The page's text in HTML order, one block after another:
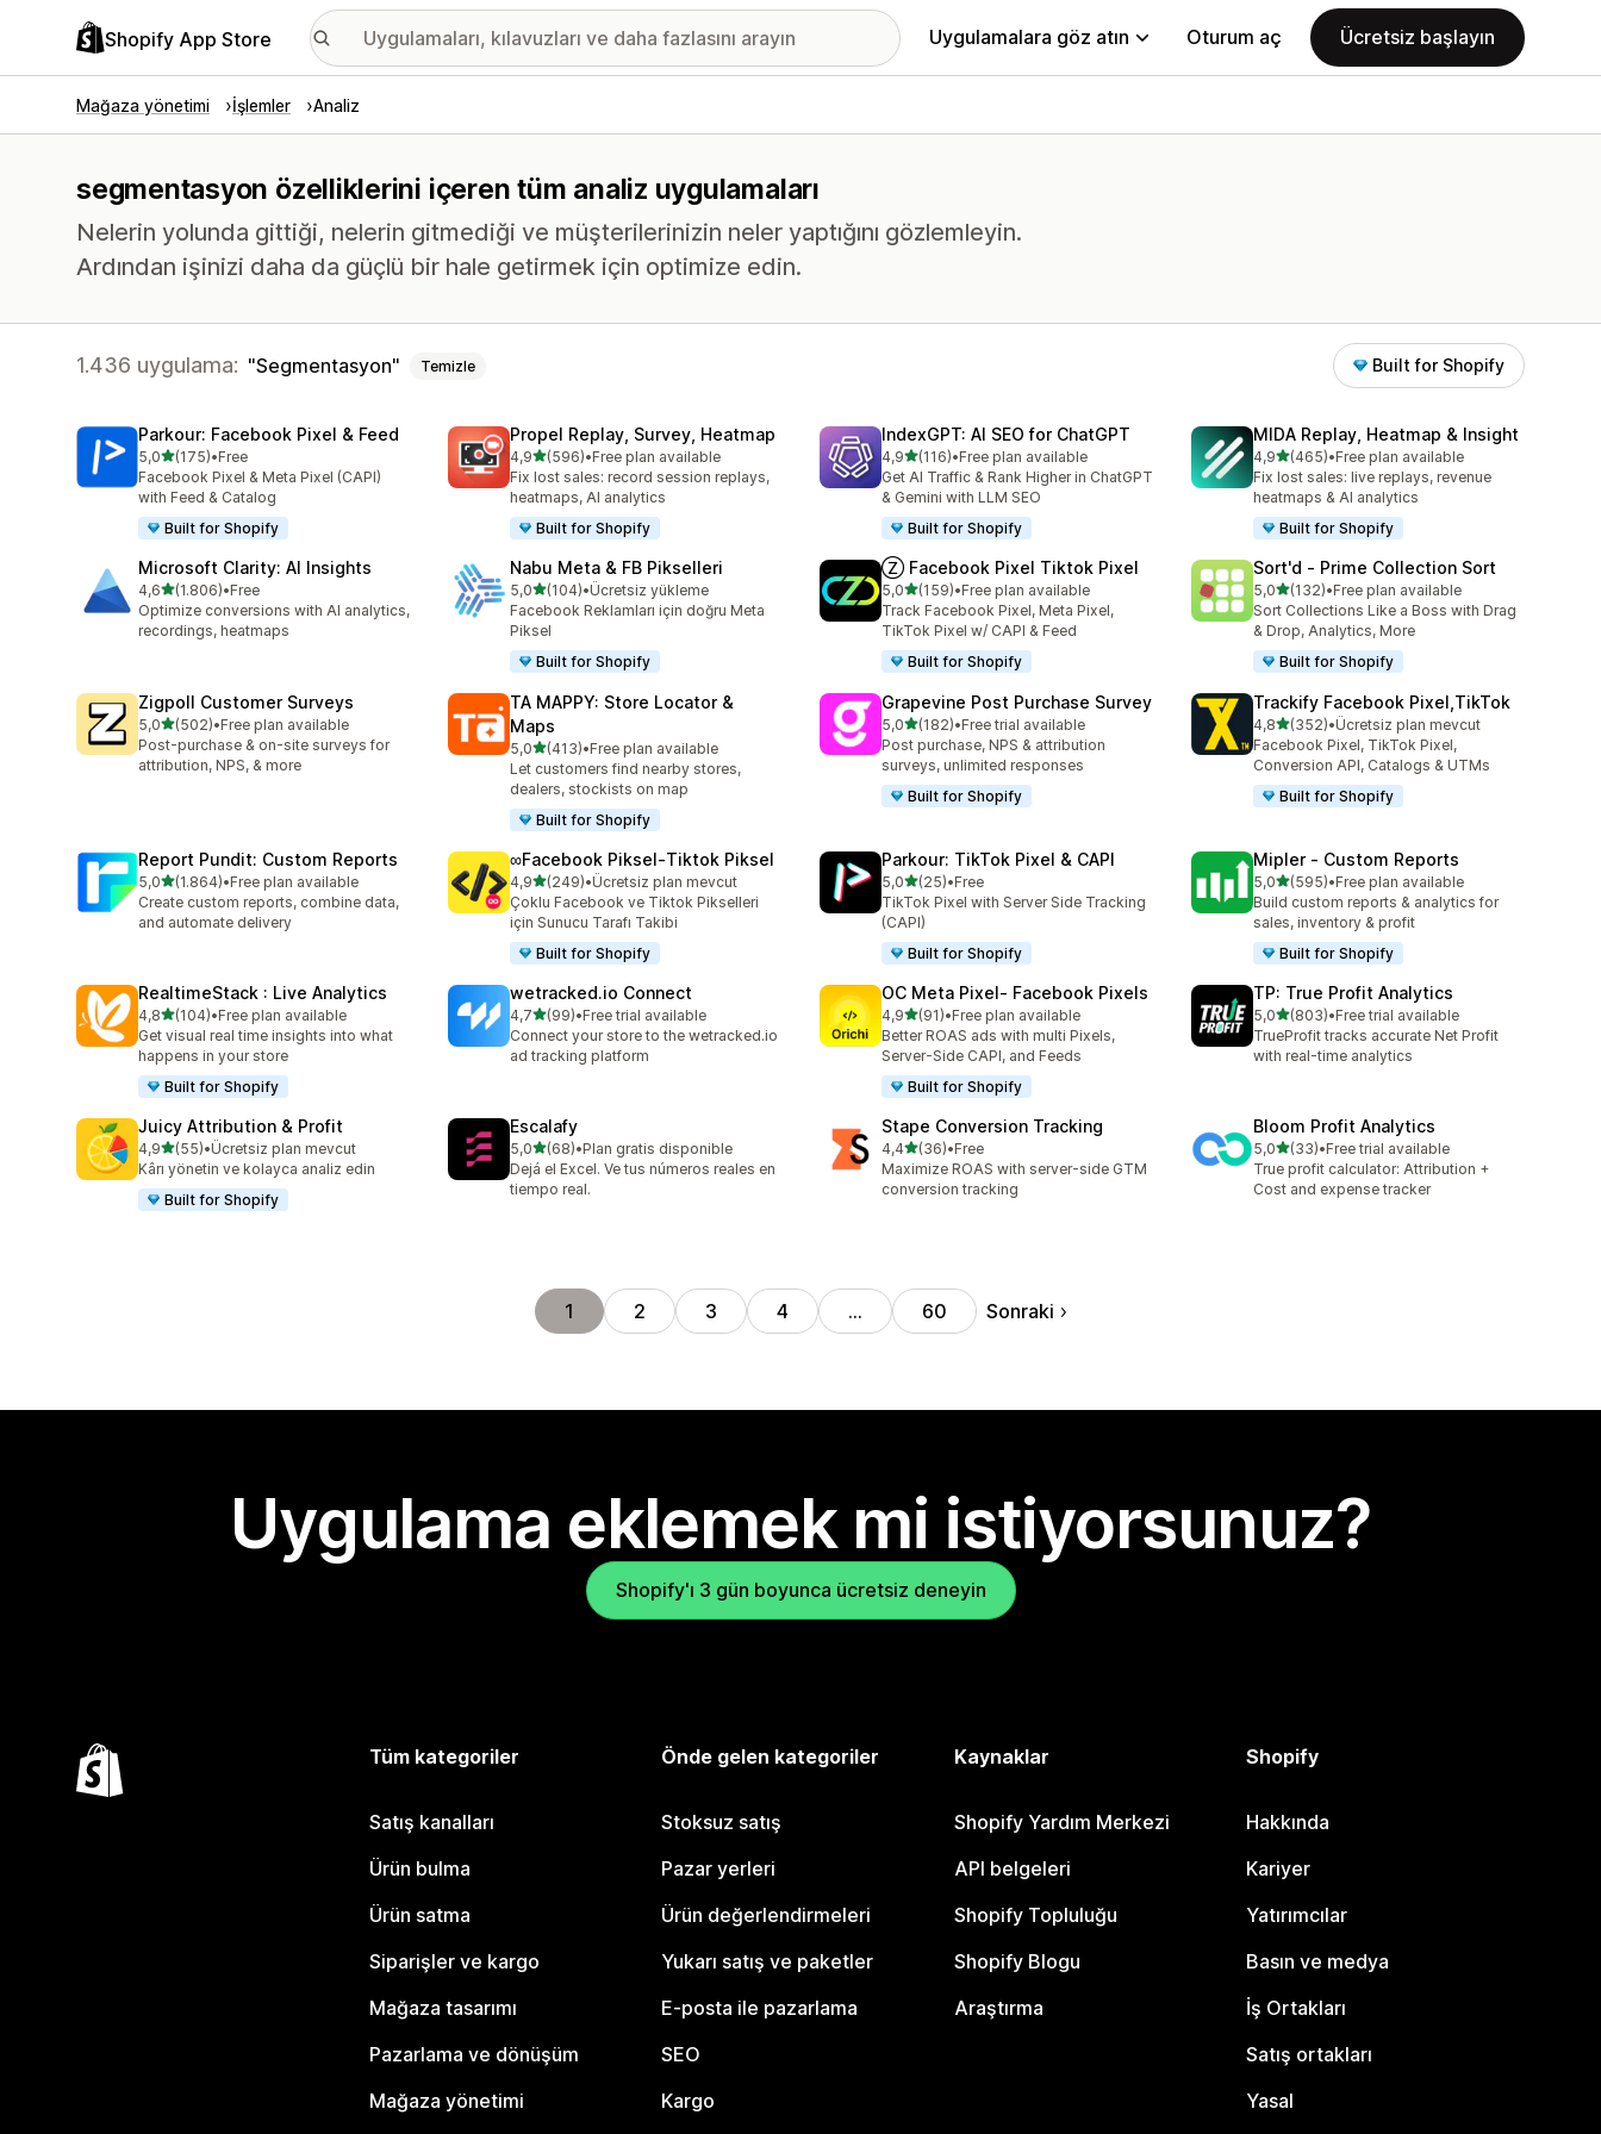
Shopify App Store Uygulamalara göz atın Oturum aç Ücretsiz başlayın
Mağaza yönetimi İşlemler Analiz
segmentasyon özelliklerini içeren tüm analiz uygulamaları
Nelerin yolunda gittiği, nelerin gitmediği ve müşterilerinizin neler yaptığını gözlemleyin.
Ardından işinizi daha da güçlü bir hale getirmek için optimize edin.
1.436 uygulama: Segmentasyon Temizle Built for Shopify
Parkour: Facebook Pixel & Feed
5,05 yıldız üzerinden
(175)
toplam 175 değerlendirme
•Free
Facebook Pixel & Meta Pixel (CAPI)
with Feed & Catalog
Built for Shopify
Propel Replay, Survey, Heatmap
4,95 yıldız üzerinden
(596)
toplam 596 değerlendirme
•Free plan available
Fix lost sales: record session replays,
heatmaps, AI analytics
Built for Shopify
IndexGPT: AI SEO for ChatGPT
4,95 yıldız üzerinden
(116)
toplam 116 değerlendirme
•Free plan available
Get AI Traffic & Rank Higher in ChatGPT
& Gemini with LLM SEO
Built for Shopify
MIDA Replay, Heatmap & Insight
4,95 yıldız üzerinden
(465)
toplam 465 değerlendirme
•Free plan available
Fix lost sales: live replays, revenue
heatmaps & AI analytics
Built for Shopify
Microsoft Clarity: AI Insights
4,65 yıldız üzerinden
(1.806)
toplam 1806 değerlendirme
•Free
Optimize conversions with AI analytics,
recordings, heatmaps
Nabu Meta & FB Pikselleri
5,05 yıldız üzerinden
(104)
toplam 104 değerlendirme
•Ücretsiz yükleme
Facebook Reklamları için doğru Meta
Piksel
Built for Shopify
Ⓩ Facebook Pixel Tiktok Pixel
5,05 yıldız üzerinden
(159)
toplam 159 değerlendirme
•Free plan available
Track Facebook Pixel, Meta Pixel,
TikTok Pixel w/ CAPI & Feed
Built for Shopify
Sort'd ‑ Prime Collection Sort
5,05 yıldız üzerinden
(132)
toplam 132 değerlendirme
•Free plan available
Sort Collections Like a Boss with Drag
& Drop, Analytics, More
Built for Shopify
Zigpoll Customer Surveys
5,05 yıldız üzerinden
(502)
toplam 502 değerlendirme
•Free plan available
Post-purchase & on-site surveys for
attribution, NPS, & more
TA MAPPY: Store Locator &
Maps
5,05 yıldız üzerinden
(413)
toplam 413 değerlendirme
•Free plan available
Let customers find nearby stores,
dealers, stockists on map
Built for Shopify
Grapevine Post Purchase Survey
5,05 yıldız üzerinden
(182)
toplam 182 değerlendirme
•Free trial available
Post purchase, NPS & attribution
surveys, unlimited responses
Built for Shopify
Trackify Facebook Pixel,TikTok
4,85 yıldız üzerinden
(352)
toplam 352 değerlendirme
•Ücretsiz plan mevcut
Facebook Pixel, TikTok Pixel,
Conversion API, Catalogs & UTMs
Built for Shopify
Report Pundit: Custom Reports
5,05 yıldız üzerinden
(1.864)
toplam 1864 değerlendirme
•Free plan available
Create custom reports, combine data,
and automate delivery
∞Facebook Piksel‑Tiktok Piksel
4,95 yıldız üzerinden
(249)
toplam 249 değerlendirme
•Ücretsiz plan mevcut
Çoklu Facebook ve Tiktok Pikselleri
için Sunucu Tarafı Takibi
Built for Shopify
Parkour: TikTok Pixel & CAPI
5,05 yıldız üzerinden
(25)
toplam 25 değerlendirme
•Free
TikTok Pixel with Server Side Tracking
(CAPI)
Built for Shopify
Mipler ‑ Custom Reports
5,05 yıldız üzerinden
(595)
toplam 595 değerlendirme
•Free plan available
Build custom reports & analytics for
sales, inventory & profit
Built for Shopify
RealtimeStack : Live Analytics
4,85 yıldız üzerinden
(104)
toplam 104 değerlendirme
•Free plan available
Get visual real time insights into what
happens in your store
Built for Shopify
wetracked.io Connect
4,75 yıldız üzerinden
(99)
toplam 99 değerlendirme
•Free trial available
Connect your store to the wetracked.io
ad tracking platform
OC Meta Pixel‑ Facebook Pixels
4,95 yıldız üzerinden
(91)
toplam 91 değerlendirme
•Free plan available
Better ROAS ads with multi Pixels,
Server-Side CAPI, and Feeds
Built for Shopify
TP: True Profit Analytics
5,05 yıldız üzerinden
(803)
toplam 803 değerlendirme
•Free trial available
TrueProfit tracks accurate Net Profit
with real-time analytics
Juicy Attribution & Profit
4,95 yıldız üzerinden
(55)
toplam 55 değerlendirme
•Ücretsiz plan mevcut
Kârı yönetin ve kolayca analiz edin
Built for Shopify
Escalafy
5,05 yıldız üzerinden
(68)
toplam 68 değerlendirme
•Plan gratis disponible
Dejá el Excel. Ve tus números reales en
tiempo real.
Stape Conversion Tracking
4,45 yıldız üzerinden
(36)
toplam 36 değerlendirme
•Free
Maximize ROAS with server-side GTM
conversion tracking
Bloom Profit Analytics
5,05 yıldız üzerinden
(33)
toplam 33 değerlendirme
•Free trial available
True profit calculator: Attribution +
Cost and expense tracker
1 2 3 4 … 60 Sonraki
Uygulama eklemek mi istiyorsunuz?
Shopify'ı 3 gün boyunca ücretsiz deneyin
Tüm kategoriler
Satış kanalları
Ürün bulma
Ürün satma
Siparişler ve kargo
Mağaza tasarımı
Pazarlama ve dönüşüm
Mağaza yönetimi
Önde gelen kategoriler
Stoksuz satış
Pazar yerleri
Ürün değerlendirmeleri
Yukarı satış ve paketler
E-posta ile pazarlama
SEO
Kargo
Kaynaklar
Shopify Yardım Merkezi
API belgeleri
Shopify Topluluğu
Shopify Blogu
Araştırma
Shopify
Hakkında
Kariyer
Yatırımcılar
Basın ve medya
İş Ortakları
Satış ortakları
Yasal